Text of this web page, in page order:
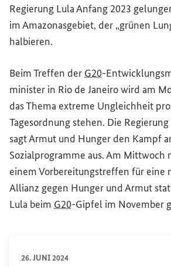
Regierung Lula Anfang 2023
im Amazonasgebiet, der „grünen
halbieren.
Beim Treffen der G20-
minister in Rio de Janeiro wird am
das Thema extreme Ungleichheit
Tagesordnung stehen. Die
sagt Armut und Hunger den Kampf
Sozialprogramme aus. Am Mittwoch
einem Vorbereitungstreffen für eine
Allianz gegen Hunger und Armut
Lula beim G20-Gipfel im November
26. JUNI 2024